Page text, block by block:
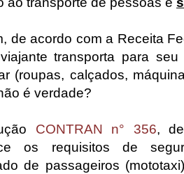
de acordo com a Receita
transporta para
(roupas, calçados,
é verdade?
CONTRAN n° 356,
os requisitos de
de passageiros